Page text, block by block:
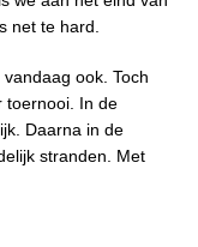
net te hard.
ook. Toch
toernooi. In de
Daarna in de
stranden. Met